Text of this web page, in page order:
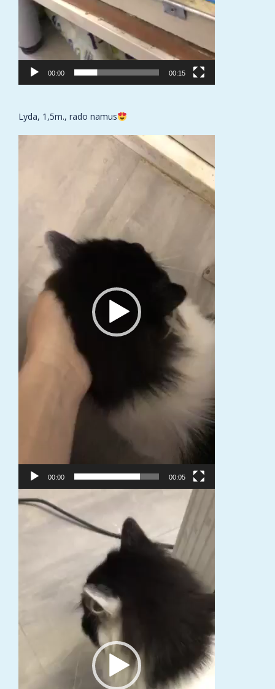
00:00 00:15
Lyda, 1,5m., rado namus
00:00 00:05
grotuvas